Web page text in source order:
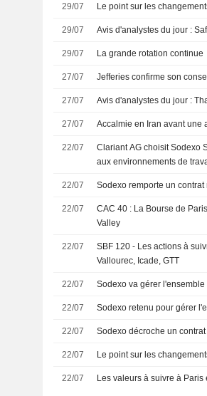
29/07 Le point sur les
29/07 Avis d'analystes du jour :
29/07 La grande rotation continue
27/07 Jefferies confirme son
27/07 Avis d'analystes du jour :
27/07 Accalmie en Iran avant une
22/07
Clariant AG choisit Sodexo
aux environnements de
22/07 Sodexo remporte un
22/07
CAC 40 : La Bourse de
Valley
22/07
SBF 120 - Les actions à
Vallourec, Icade, GTT
22/07 Sodexo va gérer
22/07 Sodexo retenu pour gérer
22/07 Sodexo décroche un
22/07 Le point sur les
22/07 Les valeurs à suivre à